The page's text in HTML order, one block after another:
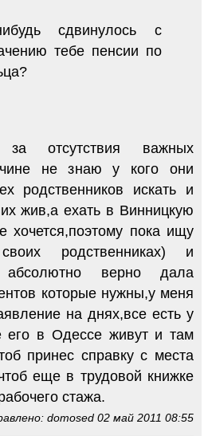
сдвинулось с
тебе пенсии по
отсутствия важных
не знаю у кого они
родственников искать и
жив,а ехать в Винницкую
хочется,поэтому пока ищу
родственниках) и
абсолютно верно дала
которые нужны,у меня
на днях,все есть у
его в Одессе живут и там
принес справку с места
еще в трудовой книжке
стажа.
domosed 02 май 2011 08:55